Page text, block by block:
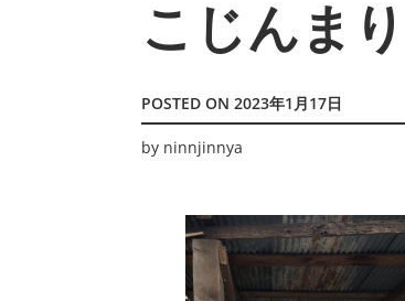
こじんま
POSTED ON 2023年1月17日
by ninnjinnya